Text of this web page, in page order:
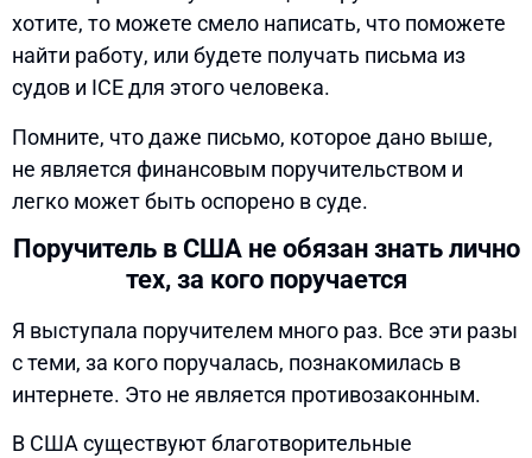
хотите, то можете смело написать, что поможете
найти работу, или будете получать письма из
судов и ICE для этого человека.
Помните, что даже письмо, которое дано выше,
не является финансовым поручительством и
легко может быть оспорено в суде.
Поручитель в США не обязан знать лично
тех, за кого поручается
Я выступала поручителем много раз. Все эти разы
с теми, за кого поручалась, познакомилась в
интернете. Это не является противозаконным.
В США существуют благотворительные